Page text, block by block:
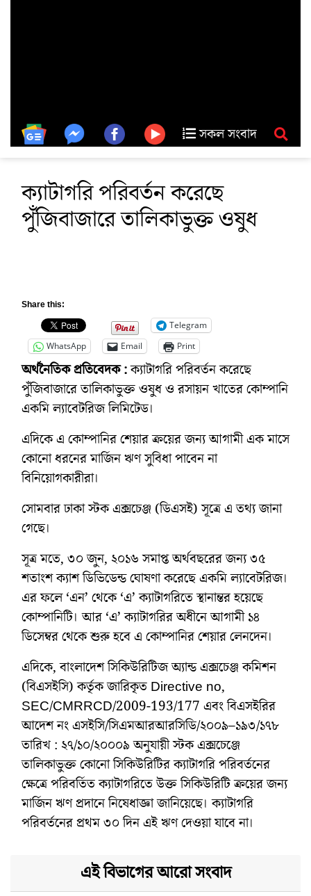
সকল সংবাদ
ক্যাটাগরি পরিবর্তন করেছে
পুঁজিবাজারে তালিকাভুক্ত ওষুধ
Share this:
Telegram
WhatsApp
Email Print
অর্থনৈতিক প্রতিবেদক :ক্যাটাগরি পরিবর্তন করেছে
পুঁজিবাজারে তালিকাভুক্ত ওষুধ ও রসায়ন খাতের কোম্পানি
একমি ল্যাবেটরিজ লিমিটেড।
এদিকে এ কোম্পানির শেয়ার ক্রয়ের জন্য আগামী এক মাসে
কোনো ধরনের মার্জিন ঋণ সুবিধা পাবেন না
বিনিয়োগকারীরা।
সোমবার ঢাকা স্টক এক্সচেঞ্জ (ডিএসই) সূত্রে এ তথ্য জানা
গেছে।
সূত্র মতে, ৩০ জুন, ২০১৬ সমাপ্ত অর্থবছরের জন্য ৩৫
শতাংশ ক্যাশ ডিভিডেন্ড ঘোষণা করেছে একমি ল্যাবেটরিজ।
এর ফলে ‘এন’ থেকে ‘এ’ ক্যাটাগরিতে স্থানান্তর হয়েছে
কোম্পানিটি। আর ‘এ’ ক্যাটাগরির অধীনে আগামী ১৪
ডিসেম্বর থেকে শুরু হবে এ কোম্পানির শেয়ার লেনদেন।
এদিকে, বাংলাদেশ সিকিউরিটিজ অ্যান্ড এক্সচেঞ্জ কমিশন
(বিএসইসি) কর্তৃক জারিকৃত Directive no,
SEC/CMRRCD/2009-193/177 এবং বিএসইরির
আদেশ নং এসইসি/সিএমআরআরসিডি/২০০৯–১৯৩/১৭৮
তারিখ : ২৭/১০/২০০০৯ অনুযায়ী স্টক এক্সচেঞ্জে
তালিকাভুক্ত কোনো সিকিউরিটির ক্যাটাগরি পরিবর্তনের
ক্ষেত্রে পরিবর্তিত ক্যাটাগরিতে উক্ত সিকিউরিটি ক্রয়ের জন্য
মার্জিন ঋণ প্রদানে নিষেধাজ্ঞা জানিয়েছে। ক্যাটাগরি
পরিবর্তনের প্রথম ৩০ দিন এই ঋণ দেওয়া যাবে না।
এই বিভাগের আরো সংবাদ